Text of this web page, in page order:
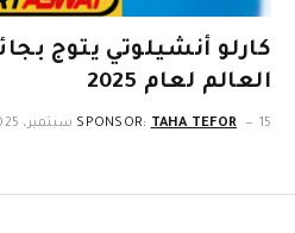
كارلو أنشيلوتي يتوج
العالم لعام 2025
SPONSOR: TAHA TEFOR 15 سبتمبر، 2025